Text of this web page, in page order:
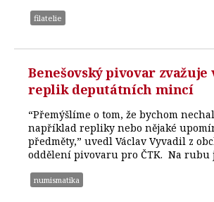
filatelie
Benešovský pivovar zvažuje
replik deputátních mincí
“Přemýšlíme o tom, že bychom
například repliky nebo nějaké
předměty,” uvedl Václav Vyvadil z
oddělení pivovaru pro ČTK. Na rubu
numismatika